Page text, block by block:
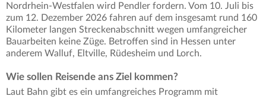
Nordrhein-Westfalen wird Pendler fordern. Vom 10. Juli bis
zum 12. Dezember 2026 fahren auf dem insgesamt rund 160
Kilometer langen Streckenabschnitt wegen umfangreicher
Bauarbeiten keine Züge. Betroffen sind in Hessen unter
anderem Walluf, Eltville, Rüdesheim und Lorch.
Wie sollen Reisende ans Ziel kommen?
Laut Bahn gibt es ein umfangreiches Programm mit